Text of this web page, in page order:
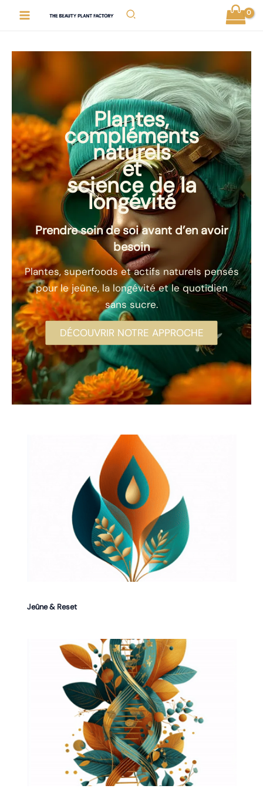
Rechercher
Plantes,
compléments
naturels
et
science de la
longévité
Prendre soin de soi avant d’en avoir
besoin
Plantes, superfoods et actifs naturels pensés
pour le jeûne, la longévité et le quotidien
sans sucre.
DÉCOUVRIR NOTRE APPROCHE
Jeûne & Reset